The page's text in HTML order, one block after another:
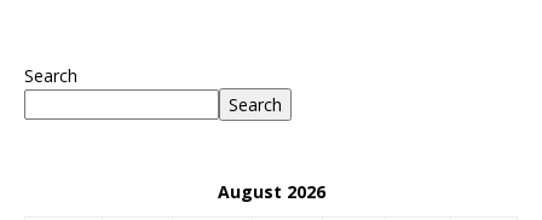
Search
Search
August 2026